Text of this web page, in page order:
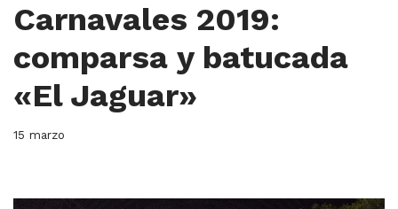
Carnavales 2019:
comparsa y batucada
«El Jaguar»
15 marzo